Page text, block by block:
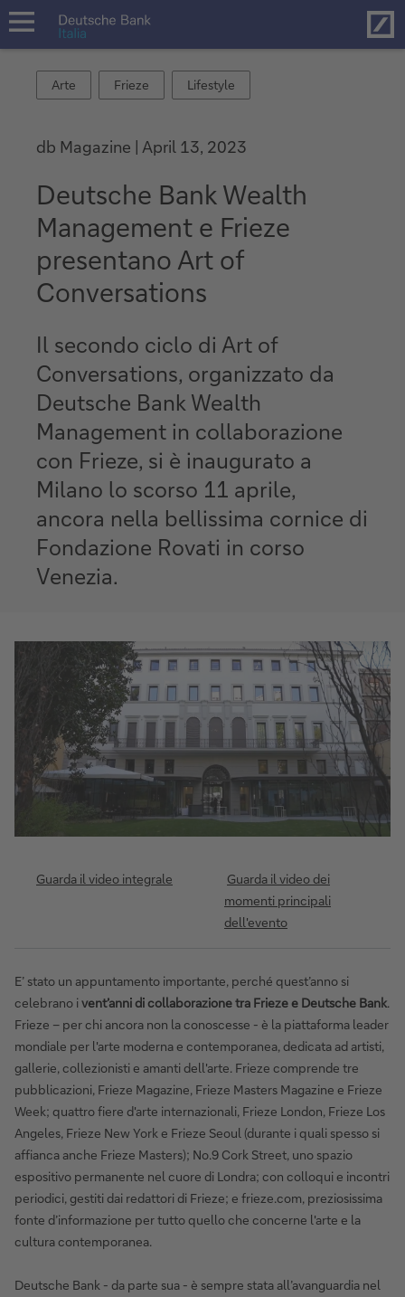
open
Arte
Arte
Frieze
Frieze
Lifestyle
Lifestyle
db Magazine April 13, 2023
Deutsche Bank Wealth
Management e Frieze
presentano Art of
Conversations
Il secondo ciclo di Art of
Conversations, organizzato da
Deutsche Bank Wealth
Management in collaborazione
con Frieze, si è inaugurato a
Milano lo scorso 11 aprile,
ancora nella bellissima cornice di
Fondazione Rovati in corso
Venezia.
Guarda il video integrale
Guarda il video dei
momenti principali
dell'evento
E’ stato un appuntamento importante, perché quest’anno si
celebrano ivent’anni di collaborazione tra Frieze e Deutsche Bank.
Frieze – per chi ancora non la conoscesse - è la piattaforma leader
mondiale per l'arte moderna e contemporanea, dedicata ad artisti,
gallerie, collezionisti e amanti dell'arte. Frieze comprende tre
pubblicazioni, Frieze Magazine, Frieze Masters Magazine e Frieze
Week; quattro fiere d'arte internazionali, Frieze London, Frieze Los
Angeles, Frieze New York e Frieze Seoul (durante i quali spesso si
affianca anche Frieze Masters); No.9 Cork Street, uno spazio
espositivo permanente nel cuore di Londra; con colloqui e incontri
periodici, gestiti dai redattori di Frieze; e frieze.com, preziosissima
fonte d’informazione per tutto quello che concerne l'arte e la
cultura contemporanea.
Deutsche Bank - da parte sua - è sempre stata all’avanguardia nel